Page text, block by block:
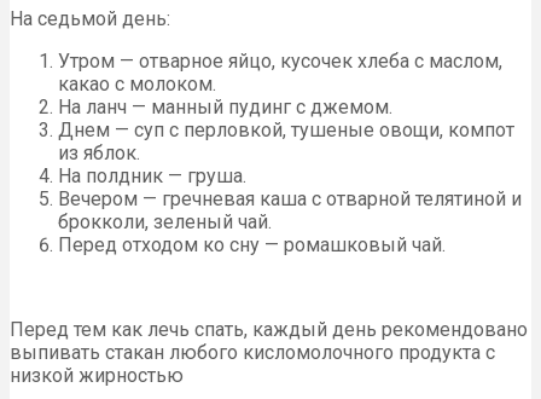
На седьмой день:
Утром — отварное яйцо, кусочек хлеба с маслом,
какао с молоком.
На ланч — манный пудинг с джемом.
Днем — суп с перловкой, тушеные овощи, компот
из яблок.
На полдник — груша.
Вечером — гречневая каша с отварной телятиной и
брокколи, зеленый чай.
Перед отходом ко сну — ромашковый чай.
Перед тем как лечь спать, каждый день рекомендовано
выпивать стакан любого кисломолочного продукта с
низкой жирностью